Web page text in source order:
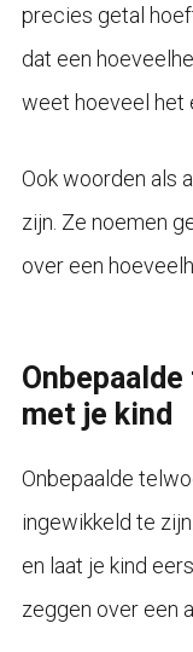
precies getal
dat een
weet hoeveel het
Ook woorden als
zijn. Ze noemen
over een
met je kind
Onbepaalde
ingewikkeld te
en laat je kind
zeggen over een